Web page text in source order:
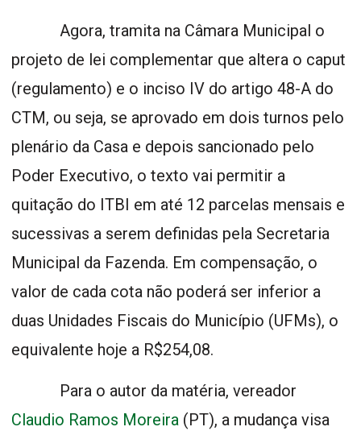
Agora, tramita na Câmara Municipal o
projeto de lei complementar que altera o caput
(regulamento) e o inciso IV do artigo 48-A do
CTM, ou seja, se aprovado em dois turnos pelo
plenário da Casa e depois sancionado pelo
Poder Executivo, o texto vai permitir a
quitação do ITBI em até 12 parcelas mensais e
sucessivas a serem definidas pela Secretaria
Municipal da Fazenda. Em compensação, o
valor de cada cota não poderá ser inferior a
duas Unidades Fiscais do Município (UFMs), o
equivalente hoje a R$254,08.
Para o autor da matéria, vereador
Claudio Ramos Moreira (PT), a mudança visa